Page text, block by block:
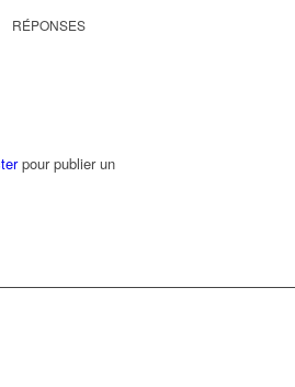
RÉPONSES
pour publier un